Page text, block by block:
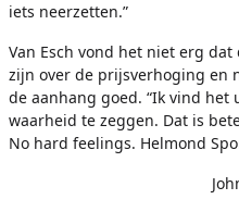
iets neerzetten.”
Van Esch vond het niet erg
zijn over de prijsverhoging en
de aanhang goed. “Ik vind het
waarheid te zeggen. Dat is
No hard feelings. Helmond